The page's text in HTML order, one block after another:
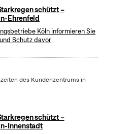
schützt –
Ehrenfeld
Köln informieren Sie
Schutz davor
des Kundenzentrums in
schützt –
Innenstadt